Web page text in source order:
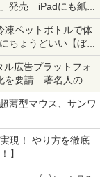
発売 iPadにも紙に
ペットボトルで体
ちょうどいい【ぼっ
にしてる？】
広告プラットフォ
を要請 著名人の写
て
薄型マウス、サンワ
現！ やり方を徹底
】